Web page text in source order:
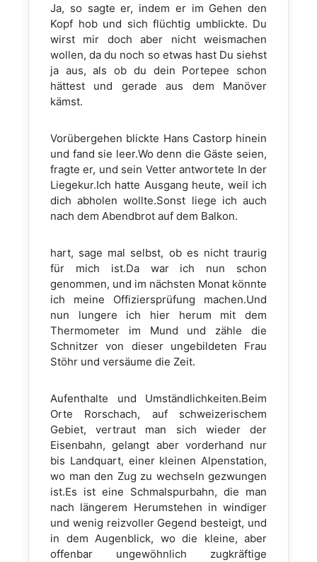
Ja, so sagte er, indem er im Gehen den
Kopf hob und sich flüchtig umblickte. Du
wirst mir doch aber nicht weismachen
wollen, da du noch so etwas hast Du siehst
ja aus, als ob du dein Portepee schon
hättest und gerade aus dem Manöver
kämst.
Vorübergehen blickte Hans Castorp hinein
und fand sie leer.Wo denn die Gäste seien,
fragte er, und sein Vetter antwortete In der
Liegekur.Ich hatte Ausgang heute, weil ich
dich abholen wollte.Sonst liege ich auch
nach dem Abendbrot auf dem Balkon.
hart, sage mal selbst, ob es nicht traurig
für mich ist.Da war ich nun schon
genommen, und im nächsten Monat könnte
ich meine Offiziersprüfung machen.Und
nun lungere ich hier herum mit dem
Thermometer im Mund und zähle die
Schnitzer von dieser ungebildeten Frau
Stöhr und versäume die Zeit.
Aufenthalte und Umständlichkeiten.Beim
Orte Rorschach, auf schweizerischem
Gebiet, vertraut man sich wieder der
Eisenbahn, gelangt aber vorderhand nur
bis Landquart, einer kleinen Alpenstation,
wo man den Zug zu wechseln gezwungen
ist.Es ist eine Schmalspurbahn, die man
nach längerem Herumstehen in windiger
und wenig reizvoller Gegend besteigt, und
in dem Augenblick, wo die kleine, aber
offenbar ungewöhnlich zugkräftige